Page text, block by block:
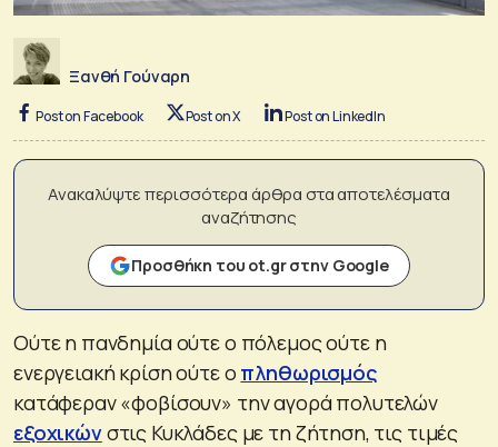
Ξανθή Γούναρη
Post on Facebook Post on X Post on LinkedIn
Ανακαλύψτε περισσότερα άρθρα στα αποτελέσματα
αναζήτησης
Προσθήκη του ot.gr στην Google
Ούτε η πανδημία ούτε ο πόλεμος ούτε η
ενεργειακή κρίση ούτε ο πληθωρισμός
κατάφεραν «φοβίσουν» την αγορά πολυτελών
εξοχικώνστις Κυκλάδες με τη ζήτηση, τις τιμές